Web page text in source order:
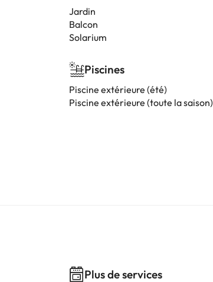
Jardin
Balcon
Solarium
Piscines
Piscine extérieure (été)
Piscine extérieure (toute la saison)
Plus de services